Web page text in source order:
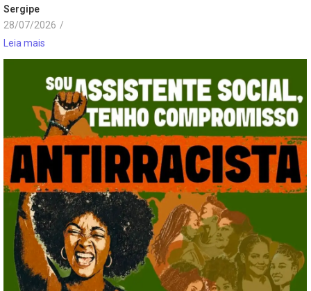
Sergipe
28/07/2026 /
Leia mais